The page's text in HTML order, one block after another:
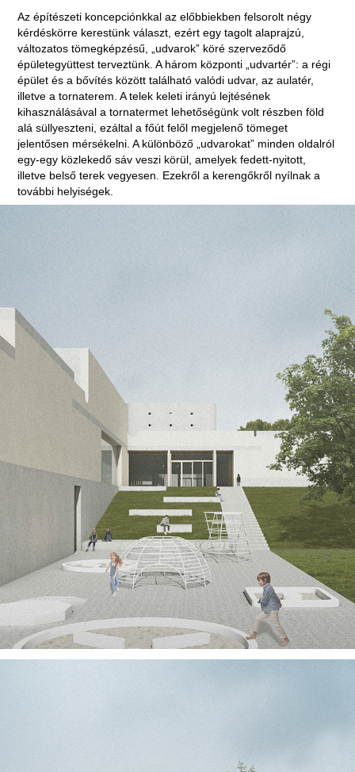
Az építészeti koncepciónkkal az előbbiekben felsorolt négy
kérdéskörre kerestünk választ, ezért egy tagolt alaprajzú,
változatos tömegképzésű, „udvarok” köré szerveződő
épületegyüttest terveztünk. A három központi „udvartér”: a régi
épület és a bővítés között található valódi udvar, az aulatér,
illetve a tornaterem. A telek keleti irányú lejtésének
kihasználásával a tornatermet lehetőségünk volt részben föld
alá süllyeszteni, ezáltal a főút felől megjelenő tömeget
jelentősen mérsékelni. A különböző „udvarokat” minden oldalról
egy-egy közlekedő sáv veszi körül, amelyek fedett-nyitott,
illetve belső terek vegyesen. Ezekről a kerengőkről nyílnak a
további helyiségek.